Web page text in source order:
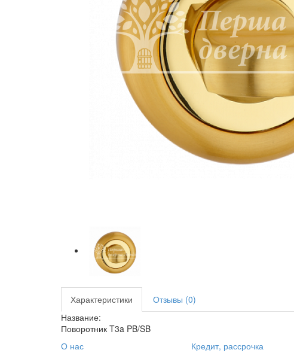
Характеристики
Отзывы (0)
Название:
Поворотник T3a PB/SB
О нас
Кредит, рассрочка